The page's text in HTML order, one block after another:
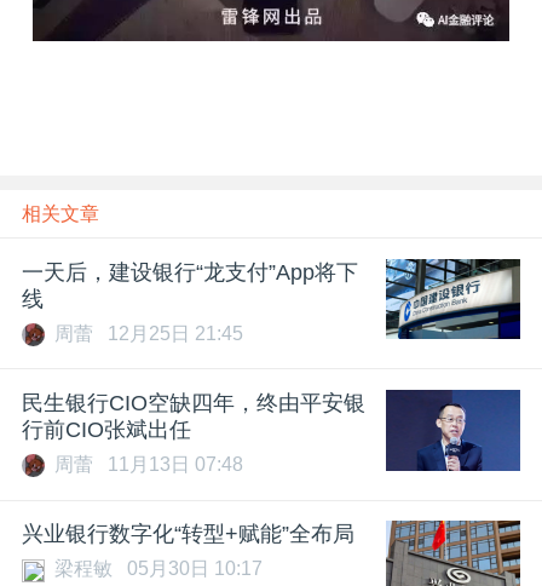
相关文章
一天后，建设银行“龙支付”App将下
线
周蕾 12月25日 21:45
民生银行CIO空缺四年，终由平安银
行前CIO张斌出任
周蕾 11月13日 07:48
兴业银行数字化“转型+赋能”全布局
梁程敏 05月30日 10:17